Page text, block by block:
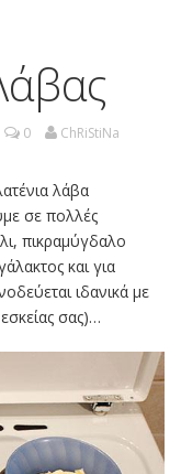
0 ChRiStiNa
λάβα
σε πολλές
πικραμύγδαλο
και για
ιδανικά με
σας)…